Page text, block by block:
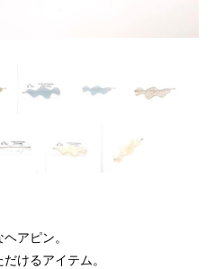
アピン。
けるアイテム。